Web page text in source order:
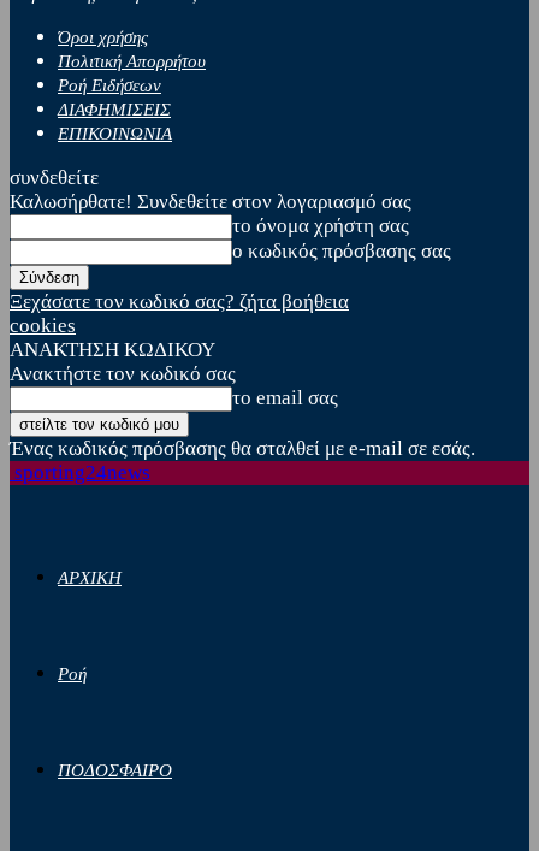
Όροι χρήσης
Πολιτική Απορρήτου
Ροή Ειδήσεων
ΔΙΑΦΗΜΙΣΕΙΣ
ΕΠΙΚΟΙΝΩΝΙΑ
συνδεθείτε
Καλωσήρθατε! Συνδεθείτε στον λογαριασμό σας
το όνομα χρήστη σας
ο κωδικός πρόσβασης σας
Ξεχάσατε τον κωδικό σας? ζήτα βοήθεια
cookies
ΑΝΑΚΤΗΣΗ ΚΩΔΙΚΟΥ
Ανακτήστε τον κωδικό σας
το email σας
Ένας κωδικός πρόσβασης θα σταλθεί με e-mail σε εσάς.
sporting24news
ΑΡΧΙΚΗ
Ροή
ΠΟΔΟΣΦΑΙΡΟ